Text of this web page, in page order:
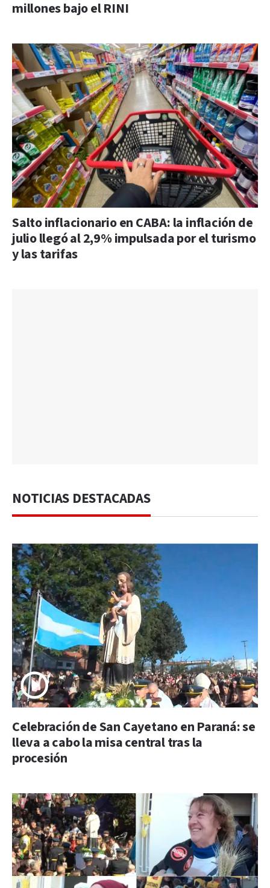
millones bajo el RINI
Salto inflacionario en CABA: la inflación de
julio llegó al 2,9% impulsada por el turismo
y las tarifas
NOTICIAS DESTACADAS
Celebración de San Cayetano en Paraná: se
lleva a cabo la misa central tras la
procesión